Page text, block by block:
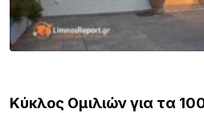
Κύκλος Ομιλιών για τα